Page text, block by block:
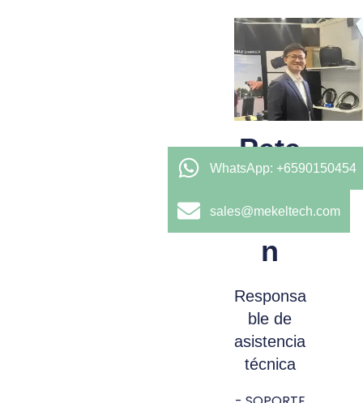
Pete
r
Che
n
Responsa
ble de
asistencia
técnica
WhatsApp: +6590150454
sales@mekeltech.com